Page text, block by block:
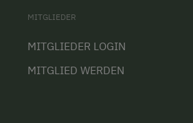
MITGLIEDER
MITGLIEDER LOGIN
MITGLIED WERDEN